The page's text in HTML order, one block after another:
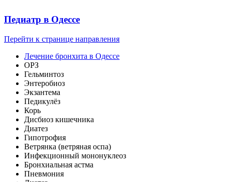
Педиатр в Одессе
Перейти к странице направления
Лечение бронхита в Одессе
ОРЗ
Гельминтоз
Энтеробиоз
Экзантема
Педикулёз
Корь
Дисбиоз кишечника
Диатез
Гипотрофия
Ветрянка (ветряная оспа)
Инфекционный мононуклеоз
Бронхиальная астма
Пневмония